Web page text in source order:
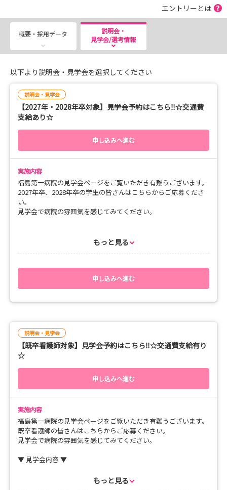
▼ 見学会内容 ▼
10：30～ オリエンテーション・病院見学
11：30～ 先輩と話そう！
【交通費支給あり】
選考会も合わせてお申込みをお待ちしています☺
エントリーとは
概要・採用データ
説明会・
見学会/選考情報
以下より説明会・見学会を選択してください
説明会・見学会
【2027年・2028年卒対象】見学会予約はこちら‼☆交通費
支給あり☆
申し込みへ進む
実施内容
福島第一病院の見学会ページをご覧いただき有難うございます。
2027年卒、2028年卒の学生の皆さんはこちらからご応募くださ
い。
見学会で病院の雰囲気を感じてみてください。
10：30～ オリエンテーション・病院見学
皆様のご応募お待ちしております。
もっと見る
申し込みへ進む
説明会・見学会
【既卒看護師対象】見学会予約はこちら‼☆交通費支給有り
☆
申し込みへ進む
実施内容
福島第一病院の見学会ページをご覧いただき有難うございます。
既卒看護師の皆さんはこちらからご応募ください。
見学会で病院の雰囲気を感じてみてください。
▼ 見学会内容 ▼
11：30～ 先輩と話そう！もっと見る